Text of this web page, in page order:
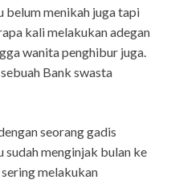
belum menikah juga tapi
kali melakukan adegan
wanita penghibur juga.
Bank swasta
seorang gadis
sudah menginjak bulan ke
melakukan